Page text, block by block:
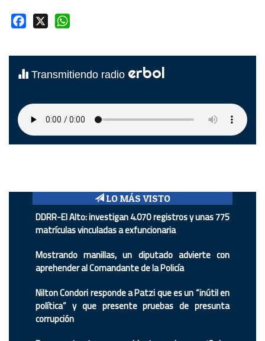
Facebook
Transmitiendo radio erbol
LO MÁS VISTO
DDRR-El Alto: investigan 4.070 registros y unas 775
matrículas vinculadas a exfuncionaria
Mostrando manillas, un diputado advierte con
aprehender al Comandante de la Policía
Nilton Condori responde a Patzi que es un “inútil en
política” y que presente pruebas de presunta
corrupción